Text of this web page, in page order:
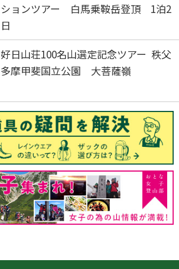
ションツアー 白馬乗鞍岳登頂 1泊2
日
好日山荘100名山選定記念ツアー 秩父
多摩甲斐国立公園 大菩薩嶺